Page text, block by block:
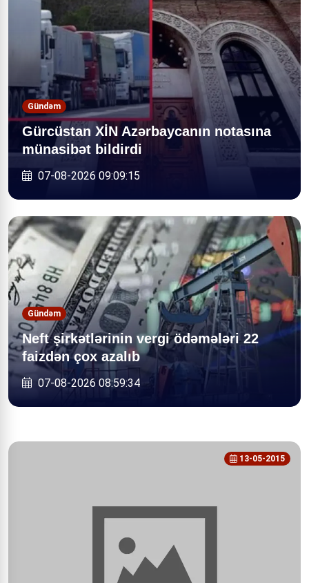
Gündəm
Gürcüstan XİN Azərbaycanın notasına
münasibət bildirdi
07-08-2026 09:09:15
Gündəm
Neft şirkətlərinin vergi ödəmələri 22
faizdən çox azalıb
07-08-2026 08:59:34
13-05-2015